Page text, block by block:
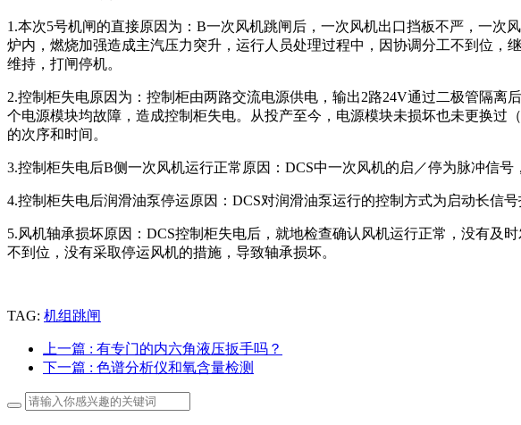
1.本次5号机闸的直接原因为：B一次风机跳闸后，一次风机出口挡板不严，一次
炉内，燃烧加强造成主汽压力突升，运行人员处理过程中，因协调分工不到位
维持，打闸停机。
2.控制柜失电原因为：控制柜由两路交流电源供电，输出2路24V通过二极管隔
个电源模块均故障，造成控制柜失电。从投产至今，电源模块未损坏也未更换
的次序和时间。
3.控制柜失电后B侧一次风机运行正常原因：DCS中一次风机的启／停为脉冲信
4.控制柜失电后润滑油泵停运原因：DCS对润滑油泵运行的控制方式为启动长信
5.风机轴承损坏原因：DCS控制柜失电后，就地检查确认风机运行正常，没有及
不到位，没有采取停运风机的措施，导致轴承损坏。
TAG: 机组跳闸
上一篇 : 有专门的内六角液压扳手吗？
下一篇 : 色谱分析仪和氧含量检测